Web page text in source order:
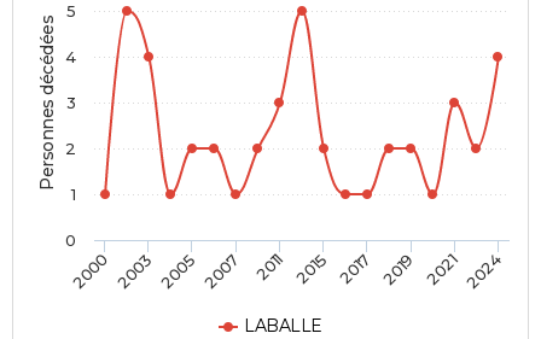
Personnes décédées
LABALLE
2000 2003 2005 2007 2011 2015 2017 2019 20212024
0
1
2
3
4
5